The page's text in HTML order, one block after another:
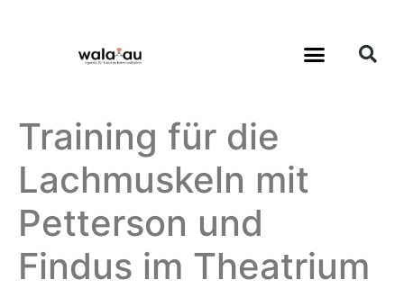
Training für die
Lachmuskeln mit
Petterson und
Findus im Theatrium